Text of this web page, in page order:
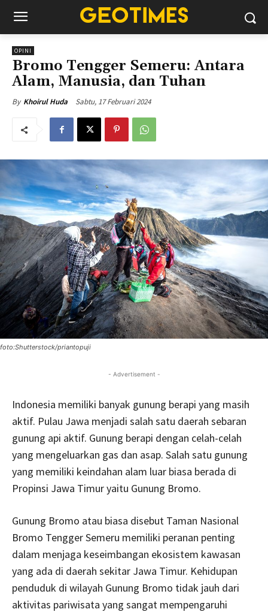
OPINI
Bromo Tengger Semeru: Antara
Alam, Manusia, dan Tuhan
By Khoirul Huda Sabtu, 17 Februari 2024
foto:Shutterstock/priantopuji
- Advertisement -
Indonesia memiliki banyak gunung berapi yang masih
aktif. Pulau Jawa menjadi salah satu daerah sebaran
gunung api aktif. Gunung berapi dengan celah-celah
yang mengeluarkan gas dan asap. Salah satu gunung
yang memiliki keindahan alam luar biasa berada di
Propinsi Jawa Timur yaitu Gunung Bromo.
Gunung Bromo atau biasa disebut Taman Nasional
Bromo Tengger Semeru memiliki peranan penting
dalam menjaga keseimbangan ekosistem kawasan
yang ada di daerah sekitar Jawa Timur. Kehidupan
penduduk di wilayah Gunung Bromo tidak jauh dari
aktivitas pariwisata yang sangat mempengaruhi